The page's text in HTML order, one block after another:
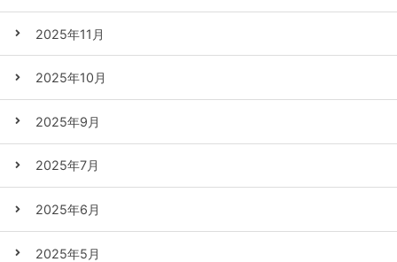
2025年11月
2025年10月
2025年9月
2025年7月
2025年6月
2025年5月